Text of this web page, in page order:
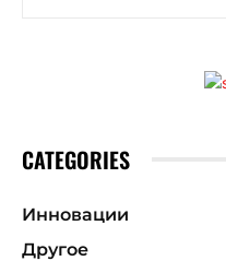
CATEGORIES
Инновации
Другое